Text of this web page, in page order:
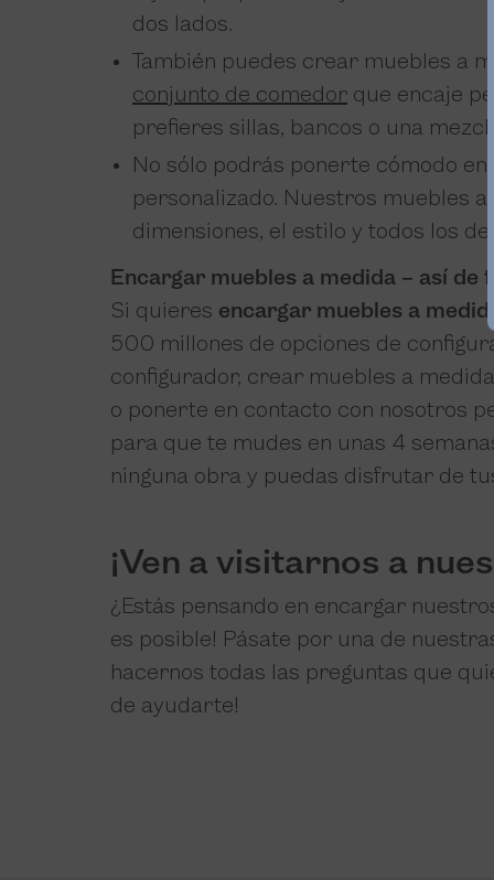
dos lados.
También puedes crear muebles a
conjunto de comedor que encaje
prefieres sillas, bancos o una
No sólo podrás ponerte cómodo
personalizado. Nuestros muebles
dimensiones, el estilo y todos los
Encargar muebles a medida – así de
Si quieres encargar muebles a
500 millones de opciones de
configurador, crear muebles a
o ponerte en contacto con nosotros
para que te mudes en unas 4
ninguna obra y puedas disfrutar de
¡Ven a visitarnos a
¿Estás pensando en encargar
es posible! Pásate por una de
hacernos todas las preguntas que
de ayudarte!